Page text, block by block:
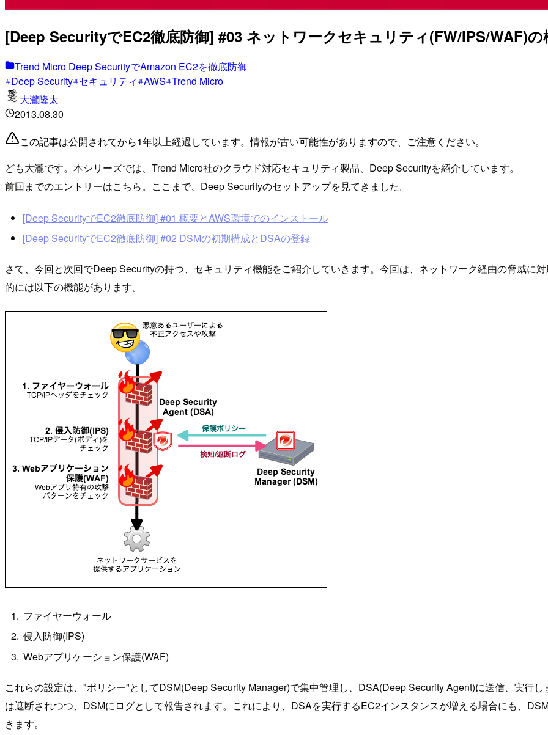
[Deep SecurityでEC2徹底防御] #03 ネットワークセキュリティ(FW/IPS/WAF)の
Trend Micro Deep SecurityでAmazon EC2を徹底防御
Deep Security セキュリティ AWS Trend Micro
大瀧隆太
2013.08.30
この記事は公開されてから1年以上経過しています。情報が古い可能性がありますので、ご注意ください。
ども大瀧です。本シリーズでは、Trend Micro社のクラウド対応セキュリティ製品、Deep Securityを紹介しています。
前回までのエントリーはこちら。ここまで、Deep Securityのセットアップを見てきました。
[Deep SecurityでEC2徹底防御] #01 概要とAWS環境でのインストール
[Deep SecurityでEC2徹底防御] #02 DSMの初期構成とDSAの登録
さて、今回と次回でDeep Securityの持つ、セキュリティ機能をご紹介していきます。今回は、ネットワーク経由の脅威に
的には以下の機能があります。
ファイヤーウォール
侵入防御(IPS)
Webアプリケーション保護(WAF)
これらの設定は、"ポリシー"としてDSM(Deep Security Manager)で集中管理し、DSA(Deep Security Agent)に送信、実行
は遮断されつつ、DSMにログとして報告されます。これにより、DSAを実行するEC2インスタンスが増える場合にも、
きます。